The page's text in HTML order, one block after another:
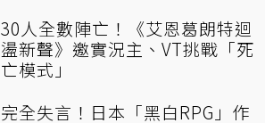
30人全數陣亡！《艾恩葛朗特迴
盪新聲》邀實況主、VT挑戰「死
亡模式」
完全失言！日本「黑白RPG」作